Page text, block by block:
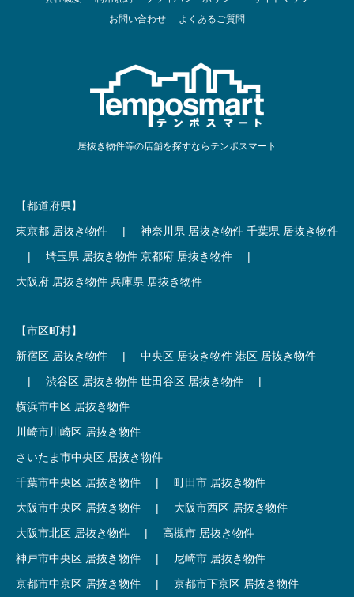
お問い合わせ
よくあるご質問
居抜き物件等の店舗を探すならテンポスマート
【都道府県】
東京都 居抜き物件
| 神奈川県 居抜き物件 千葉県 居抜き物件
|
埼玉県 居抜き物件 京都府 居抜き物件
|
大阪府 居抜き物件 兵庫県 居抜き物件
【市区町村】
新宿区 居抜き物件
| 中央区 居抜き物件 港区 居抜き物件
|
渋谷区 居抜き物件 世田谷区 居抜き物件
|
横浜市中区 居抜き物件
川崎市川崎区 居抜き物件
さいたま市中央区 居抜き物件
千葉市中央区 居抜き物件
|
町田市 居抜き物件
大阪市中央区 居抜き物件
|
大阪市西区 居抜き物件
大阪市北区 居抜き物件
|
高槻市 居抜き物件
神戸市中央区 居抜き物件
|
尼崎市 居抜き物件
京都市中京区 居抜き物件
| 京都市下京区 居抜き物件